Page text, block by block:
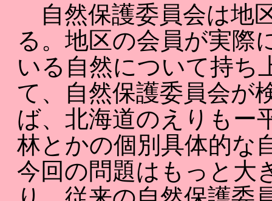
自然保護委員会は地
る。地区の会員が実際
いる自然について持ち
て、自然保護委員会が
ば、北海道のえりもー
林とかの個別具体的な
今回の問題はもっと大